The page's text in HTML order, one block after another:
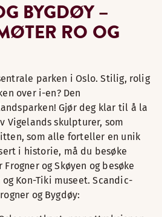
BYGDØY –
RO OG
parken i Oslo. Stilig, rolig
over i-en? Den
Gjør deg klar til å la
Vigelands skulpturer, som
som alle forteller en unik
i historie, må du besøke
og Skøyen og besøke
Kon-Tiki museet. Scandic-
og Bygdøy: